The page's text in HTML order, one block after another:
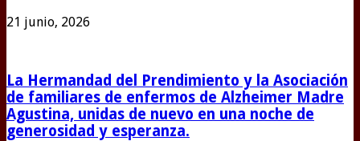
21 junio, 2026
La Hermandad del Prendimiento y la Asociación
de familiares de enfermos de Alzheimer Madre
Agustina, unidas de nuevo en una noche de
generosidad y esperanza.